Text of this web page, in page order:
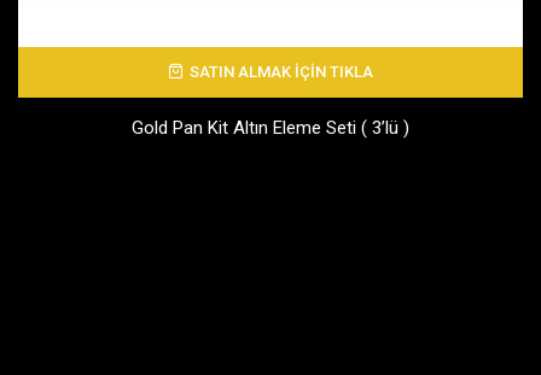
SATIN ALMAK İÇİN TIKLA
Gold Pan Kit Altın Eleme Seti ( 3’lü )